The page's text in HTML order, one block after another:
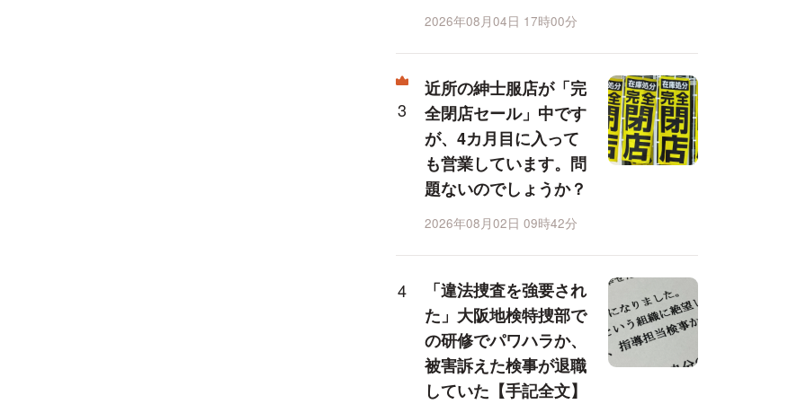
2026年08月04日 17時00分
近所の紳士服店が「完
全閉店セール」中です
が、4カ月目に入って
も営業しています。問
題ないのでしょうか？
2026年08月02日 09時42分
「違法捜査を強要され
た」大阪地検特捜部で
の研修でパワハラか、
被害訴えた検事が退職
していた【手記全文】